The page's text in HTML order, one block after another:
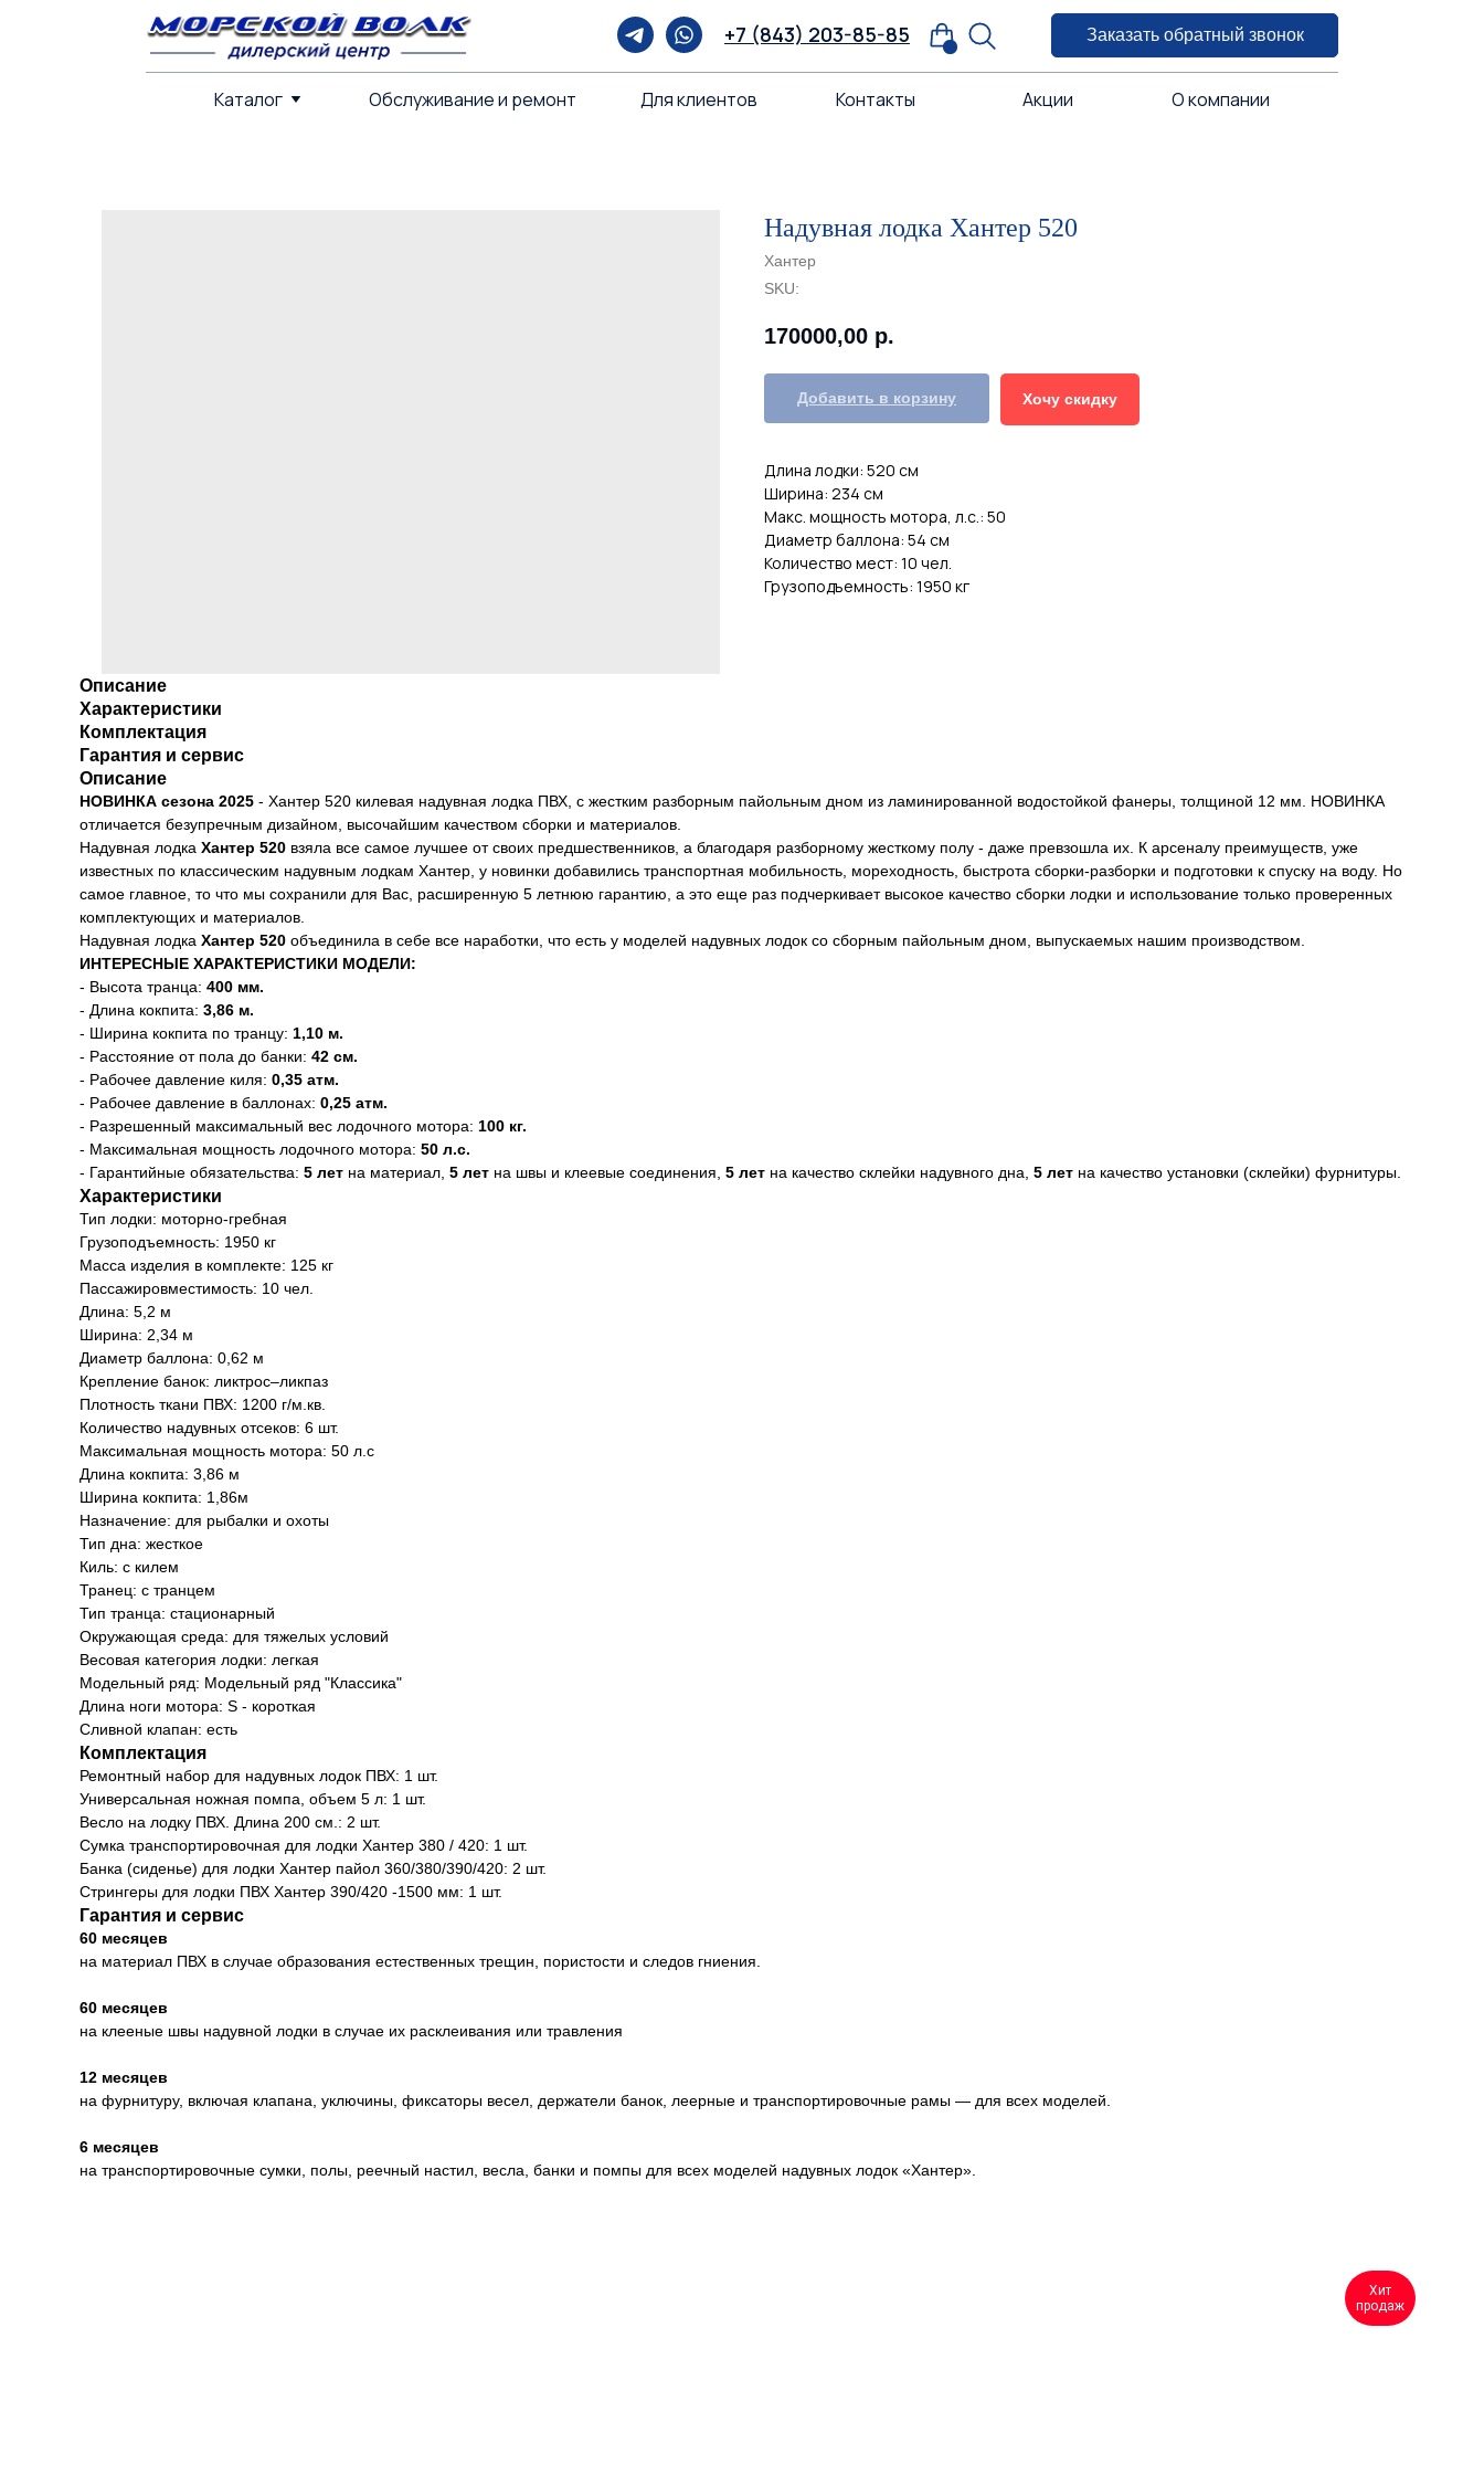
Заказать обратный звонок
+7 (843) 203-85-85
Каталог
Каталог Обслуживание и ремонт Для клиентов Контакты Акции О компании
Надувная лодка Хантер 520
Хантер
SKU:
170000,00 р.
Добавить в корзину Хочу скидку
Длина лодки: 520 см
Ширина: 234 см
Макс. мощность мотора, л.с.: 50
Диаметр баллона: 54 см
Количество мест: 10 чел.
Грузоподъемность: 1950 кг
Описание
Характеристики
Комплектация
Гарантия и сервис
Описание
НОВИНКА сезона 2025 - Хантер 520 килевая надувная лодка ПВХ, с жестким разборным пайольным дном из ламинированной водостойкой фанеры, толщиной 12 мм. НОВИНКА
отличается безупречным дизайном, высочайшим качеством сборки и материалов.
Надувная лодка Хантер 520 взяла все самое лучшее от своих предшественников, а благодаря разборному жесткому полу - даже превзошла их. К арсеналу преимуществ, уже
известных по классическим надувным лодкам Хантер, у новинки добавились транспортная мобильность, мореходность, быстрота сборки-разборки и подготовки к спуску на воду. Но
самое главное, то что мы сохранили для Вас, расширенную 5 летнюю гарантию, а это еще раз подчеркивает высокое качество сборки лодки и использование только проверенных
комплектующих и материалов.
Надувная лодка Хантер 520 объединила в себе все наработки, что есть у моделей надувных лодок со сборным пайольным дном, выпускаемых нашим производством.
ИНТЕРЕСНЫЕ ХАРАКТЕРИСТИКИ МОДЕЛИ:
- Высота транца: 400 мм.
- Длина кокпита: 3,86 м.
- Ширина кокпита по транцу: 1,10 м.
- Расстояние от пола до банки: 42 см.
- Рабочее давление киля: 0,35 атм.
- Рабочее давление в баллонах: 0,25 атм.
- Разрешенный максимальный вес лодочного мотора: 100 кг.
- Максимальная мощность лодочного мотора: 50 л.с.
- Гарантийные обязательства: 5 лет на материал, 5 лет на швы и клеевые соединения, 5 лет на качество склейки надувного дна, 5 лет на качество установки (склейки) фурнитуры.
Характеристики
Тип лодки: моторно-гребная
Грузоподъемность: 1950 кг
Масса изделия в комплекте: 125 кг
Пассажировместимость: 10 чел.
Длина: 5,2 м
Ширина: 2,34 м
Диаметр баллона: 0,62 м
Крепление банок: ликтрос–ликпаз
Плотность ткани ПВХ: 1200 г/м.кв.
Количество надувных отсеков: 6 шт.
Максимальная мощность мотора: 50 л.с
Длина кокпита: 3,86 м
Ширина кокпита: 1,86м
Назначение: для рыбалки и охоты
Тип дна: жесткое
Киль: с килем
Транец: с транцем
Тип транца: стационарный
Окружающая среда: для тяжелых условий
Весовая категория лодки: легкая
Модельный ряд: Модельный ряд "Классика"
Длина ноги мотора: S - короткая
Сливной клапан: есть
Комплектация
Ремонтный набор для надувных лодок ПВХ: 1 шт.
Универсальная ножная помпа, объем 5 л: 1 шт.
Весло на лодку ПВХ. Длина 200 см.: 2 шт.
Сумка транспортировочная для лодки Хантер 380 / 420: 1 шт.
Банка (сиденье) для лодки Хантер пайол 360/380/390/420: 2 шт.
Стрингеры для лодки ПВХ Хантер 390/420 -1500 мм: 1 шт.
Гарантия и сервис
60 месяцев
на материал ПВХ в случае образования естественных трещин, пористости и следов гниения.
60 месяцев
на клееные швы надувной лодки в случае их расклеивания или травления
12 месяцев
на фурнитуру, включая клапана, уключины, фиксаторы весел, держатели банок, леерные и транспортировочные рамы — для всех моделей.
6 месяцев
на транспортировочные сумки, полы, реечный настил, весла, банки и помпы для всех моделей надувных лодок «Хантер».
Хит
продаж